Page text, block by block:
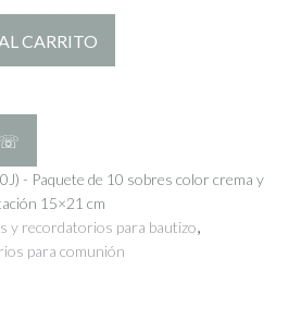
CARRITO
- Paquete de 10 sobres color crema y
15×21 cm
y recordatorios para bautizo,
para comunión